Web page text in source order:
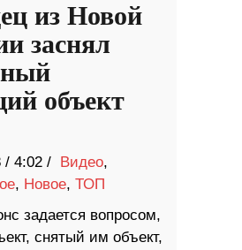
из Новой
заснял
объект
/ 4:02 / Видео,
, Новое, ТОП
задается вопросом,
снятый им объект,